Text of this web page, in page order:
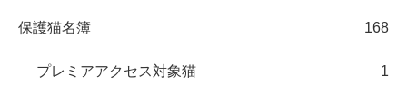
保護猫名簿 168
プレミアアクセス対象猫 1